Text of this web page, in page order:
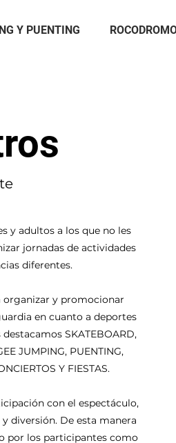
Y PUENTING
y adultos a los que no les
jornadas de actividades
diferentes.
organizar y promocionar
en cuanto a deportes
destacamos SKATEBOARD,
JUMPING, PUENTING,
Y FIESTAS.
con el espectáculo,
diversión. De esta manera
por los participantes como